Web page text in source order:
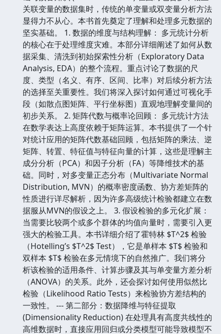
关联变量的数据集时，传统的单变量或双变量分析方法
显得力不从心。本书首先奠定了理解和处理多元数据的
坚实基础。 1. 数据的维度与结构理解： 多元统计分析
的核心在于处理维度灾难。本部分详细阐述了如何从数
据采集、清洗到初始探索性分析（Exploratory Data
Analysis, EDA）的整个流程。重点讨论了数据的尺
度、类型（名义、有序、区间、比率）对后续分析方法
的选择至关重要性。我们将深入探讨如何通过可视化手
段（如散点图矩阵、平行坐标图）直观地理解变量间的
初步关系。 2. 矩阵代数与概率论回顾： 多元统计方法
在数学表达上高度依赖于矩阵运算。本书提供了一个针
对统计应用的矩阵代数基础回顾，包括矩阵的乘法、逆
矩阵、转置、特征值与特征向量的计算，这些是理解主
成分分析（PCA）和因子分析（FA）等降维技术的基
础。同时，对多变量正态分布（Multivariate Normal
Distribution, MVN）的概率密度函数、协方差矩阵的
性质进行详尽解析，因为许多高级统计检验都建立在数
据服从MVN的假设之上。 3. 假设检验的多元化扩展：
当需要比较两个或多个群体的均值向量时，需要引入更
强大的检验工具。本书详细介绍了霍特林 $T^2$ 检验
（Hotelling’s $T^2$ Test），它是单样本 $T$ 检验和
双样本 $T$ 检验在多元情境下的自然推广。我们将分
析该检验的适用条件、计算步骤及其与单变量方差分析
（ANOVA）的关系。此外，还会探讨如何使用似然比
检验（Likelihood Ratio Tests）来检验协方差结构的
一致性。 --- 第二部分：数据降维与特征提取
(Dimensionality Reduction) 在处理具有高度共线性的
高维数据时，直接应用回归或分类模型可能导致模型不